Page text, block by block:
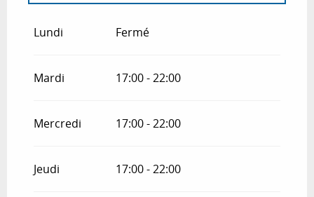
2026
Lundi Fermé
Mardi 17:00 - 22:00
Mercredi 17:00 - 22:00
Jeudi 17:00 - 22:00